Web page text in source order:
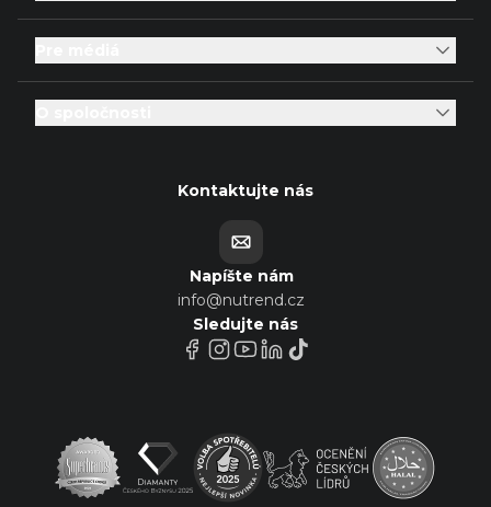
Kontaktujte nás
Napíšte nám
info@nutrend.cz
Sledujte nás